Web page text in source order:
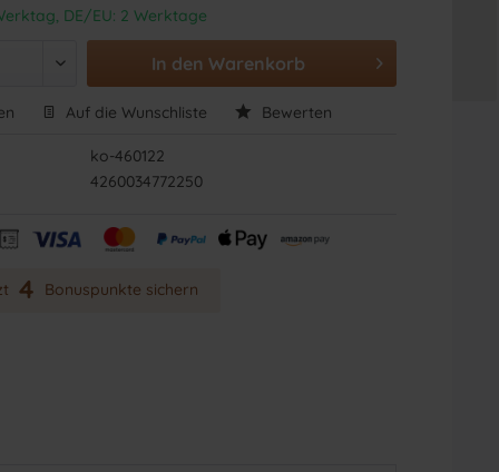
DE/EU: 2 Werktage
In den Warenkorb
Auf die Wunschliste Bewerten
ko-460122
4260034772250
4 Bonuspunkte sichern